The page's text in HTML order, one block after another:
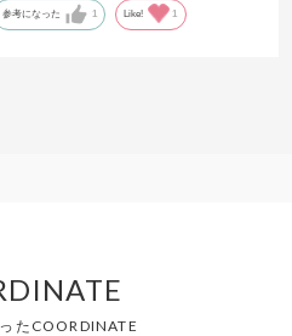
本当に感動しました！152センチなの
も嬉しかったです！すごく涼しい
参考になった 1 Like! 1
たCOORDINATE